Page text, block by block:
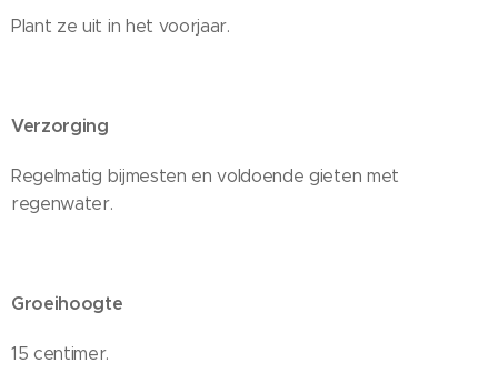
Plant ze uit in het voorjaar.
Verzorging
Regelmatig bijmesten en voldoende gieten met
regenwater.
Groeihoogte
15 centimer.